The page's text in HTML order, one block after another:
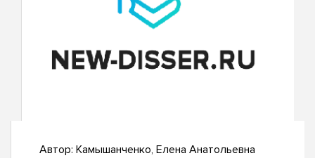
Автор: Камышанченко, Елена Анатольевна